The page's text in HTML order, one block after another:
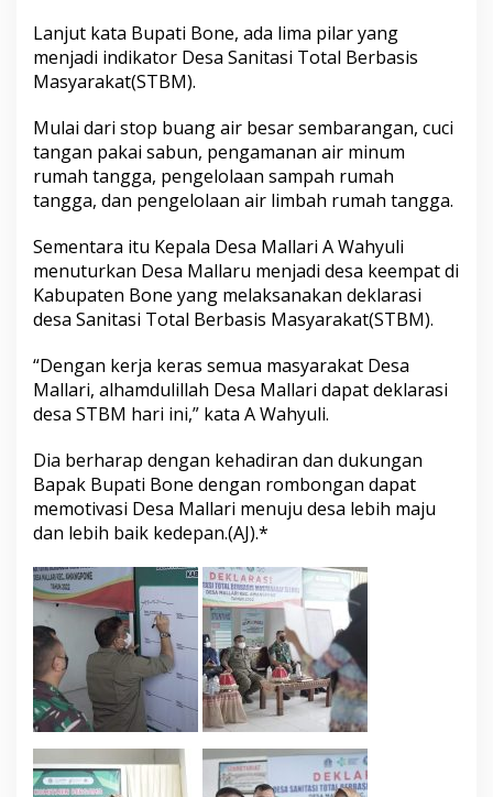
a
n
n
e
S
e
h
t
Lanjut kata Bupati Bone, ada lima pilar yang
menjadi indikator Desa Sanitasi Total Berbasis
Masyarakat(STBM).
Mulai dari stop buang air besar sembarangan, cuci
tangan pakai sabun, pengamanan air minum
rumah tangga, pengelolaan sampah rumah
tangga, dan pengelolaan air limbah rumah tangga.
Sementara itu Kepala Desa Mallari A Wahyuli
menuturkan Desa Mallaru menjadi desa keempat di
Kabupaten Bone yang melaksanakan deklarasi
desa Sanitasi Total Berbasis Masyarakat(STBM).
“Dengan kerja keras semua masyarakat Desa
Mallari, alhamdulillah Desa Mallari dapat deklarasi
desa STBM hari ini,” kata A Wahyuli.
Dia berharap dengan kehadiran dan dukungan
Bapak Bupati Bone dengan rombongan dapat
memotivasi Desa Mallari menuju desa lebih maju
dan lebih baik kedepan.(AJ).*